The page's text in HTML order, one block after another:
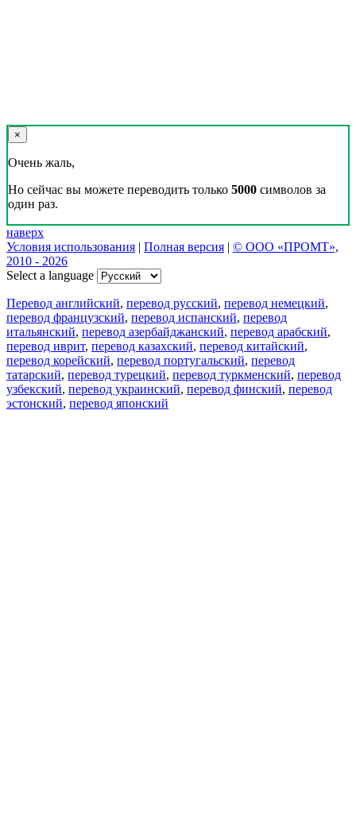
×
Очень жаль,
Но сейчас вы можете переводить только 5000 символов за
один раз.
наверх
Условия использования | Полная версия | © ООО «ПРОМТ»,
2010 - 2026
Select a language
Перевод английский, перевод русский, перевод немецкий,
перевод французский, перевод испанский, перевод
итальянский, перевод азербайджанский, перевод арабский,
перевод иврит, перевод казахский, перевод китайский,
перевод корейский, перевод португальский, перевод
татарский, перевод турецкий, перевод туркменский, перевод
узбекский, перевод украинский, перевод финский, перевод
эстонский, перевод японский